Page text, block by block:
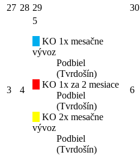
27 28 29 30
3 4
5
KO 1x mesačne
vývoz
Podbiel
(Tvrdošín)
KO 1x za 2 mesiace
Podbiel
(Tvrdošín)
KO 2x mesačne
vývoz
Podbiel
(Tvrdošín)
6